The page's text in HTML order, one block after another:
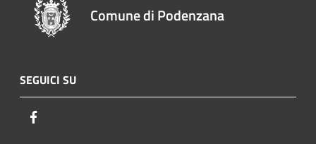
Comune di Podenzana
SEGUICI SU